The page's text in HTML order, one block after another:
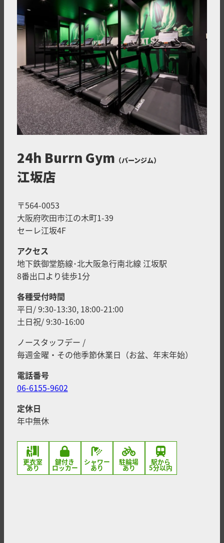
24h Burrn Gym （バーンジム）
江坂店
〒564-0053
大阪府吹田市江の木町1-39
セーレ江坂4F
アクセス
地下鉄御堂筋線･北大阪急行南北線 江坂駅
8番出口より徒歩1分
各種受付時間
平日/ 9:30-13:30, 18:00-21:00
土日祝/ 9:30-16:00
ノースタッフデー /
毎週金曜・その他季節休業日（お盆、年末年始）
電話番号
06-6155-9602
定休日
年中無休
更衣室
あり
鍵付き
ロッカー
シャワー
あり
駐輪場
あり
駅から
5分以内